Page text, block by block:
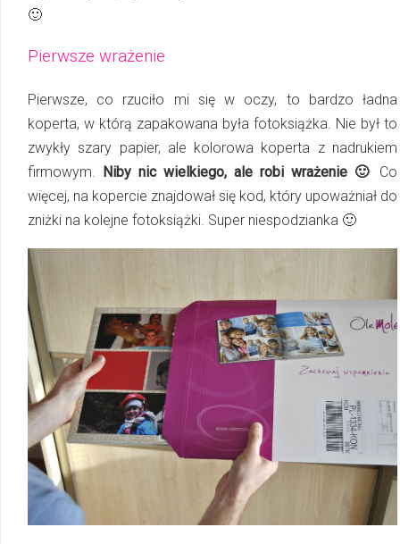
🙂
Pierwsze wrażenie
Pierwsze, co rzuciło mi się w oczy, to bardzo ładna
koperta, w którą zapakowana była fotoksiążka. Nie był to
zwykły szary papier, ale kolorowa koperta z nadrukiem
firmowym. Niby nic wielkiego, ale robi wrażenie 🙂
Co
więcej, na kopercie znajdował się kod, który upoważniał do
zniżki na kolejne fotoksiążki. Super niespodzianka 🙂